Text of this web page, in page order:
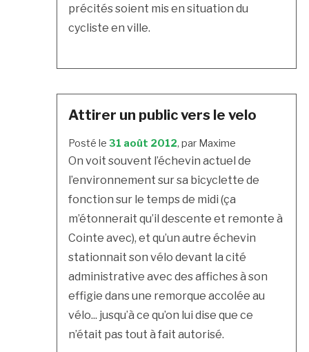
précités soient mis en situation du
cycliste en ville.
Attirer un public vers le velo
Posté le 31 août 2012, par Maxime
On voit souvent l’échevin actuel de
l’environnement sur sa bicyclette de
fonction sur le temps de midi (ça
m’étonnerait qu’il descente et remonte à
Cointe avec), et qu’un autre échevin
stationnait son vélo devant la cité
administrative avec des affiches à son
effigie dans une remorque accolée au
vélo... jusqu’à ce qu’on lui dise que ce
n’était pas tout à fait autorisé.